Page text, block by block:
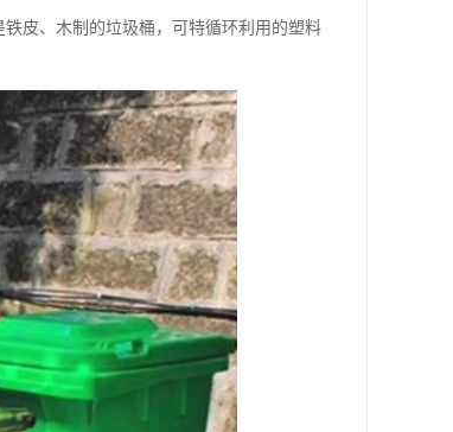
皮、木制的垃圾桶，可特循环利用的塑料